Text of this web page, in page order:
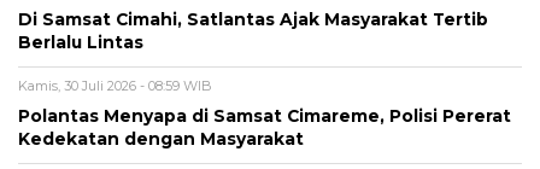
Di Samsat Cimahi, Satlantas Ajak Masyarakat Tertib
Berlalu Lintas
Kamis, 30 Juli 2026 - 08:59 WIB
Polantas Menyapa di Samsat Cimareme, Polisi Pererat
Kedekatan dengan Masyarakat